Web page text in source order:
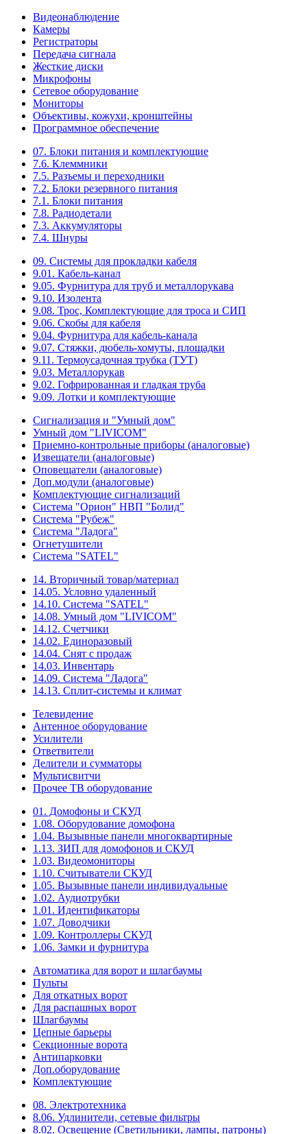
Видеонаблюдение
Камеры
Регистраторы
Передача сигнала
Жесткие диски
Микрофоны
Сетевое оборудование
Мониторы
Объективы, кожухи, кронштейны
Программное обеспечение
07. Блоки питания и комплектующие
7.6. Клеммники
7.5. Разъемы и переходники
7.2. Блоки резервного питания
7.1. Блоки питания
7.8. Радиодетали
7.3. Аккумуляторы
7.4. Шнуры
09. Системы для прокладки кабеля
9.01. Кабель-канал
9.05. Фурнитура для труб и металлорукава
9.10. Изолента
9.08. Трос, Комплектующие для троса и СИП
9.06. Скобы для кабеля
9.04. Фурнитура для кабель-канала
9.07. Стяжки, дюбель-хомуты, площадки
9.11. Термоусадочная трубка (ТУТ)
9.03. Металлорукав
9.02. Гофрированная и гладкая труба
9.09. Лотки и комплектующие
Сигнализация и "Умный дом"
Умный дом "LIVICOM"
Приемно-контрольные приборы (аналоговые)
Извещатели (аналоговые)
Оповещатели (аналоговые)
Доп.модули (аналоговые)
Комплектующие сигнализаций
Система "Орион" НВП "Болид"
Система "Рубеж"
Система "Ладога"
Огнетушители
Система "SATEL"
14. Вторичный товар/материал
14.05. Условно удаленный
14.10. Система "SATEL"
14.08. Умный дом "LIVICOM"
14.12. Счетчики
14.02. Единоразовый
14.04. Снят с продаж
14.03. Инвентарь
14.09. Система "Ладога"
14.13. Сплит-системы и климат
Телевидение
Антенное оборудование
Усилители
Ответвители
Делители и сумматоры
Мультисвитчи
Прочее ТВ оборудование
01. Домофоны и СКУД
1.08. Оборудование домофона
1.04. Вызывные панели многоквартирные
1.13. ЗИП для домофонов и СКУД
1.03. Видеомониторы
1.10. Считыватели СКУД
1.05. Вызывные панели индивидуальные
1.02. Аудиотрубки
1.01. Идентификаторы
1.07. Доводчики
1.09. Контроллеры СКУД
1.06. Замки и фурнитура
Автоматика для ворот и шлагбаумы
Пульты
Для откатных ворот
Для распашных ворот
Шлагбаумы
Цепные барьеры
Секционные ворота
Антипарковки
Доп.оборудование
Комплектующие
08. Электротехника
8.06. Удлинители, сетевые фильтры
8.02. Освещение (Светильники, лампы, патроны)